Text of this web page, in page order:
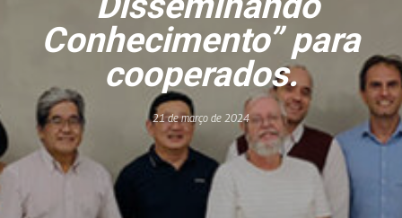
Conhecimento” para
cooperados.
21 de março de 2024